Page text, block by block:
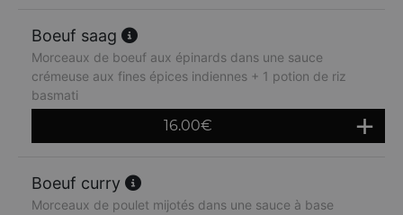
Boeuf saag
Morceaux de boeuf aux épinards dans une sauce
crémeuse aux fines épices indiennes + 1 potion de riz
basmati
16.00€
Boeuf curry
Morceaux de poulet mijotés dans une sauce à base